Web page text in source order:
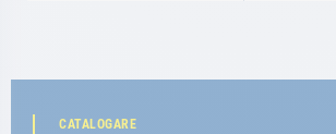
CATALOGARE